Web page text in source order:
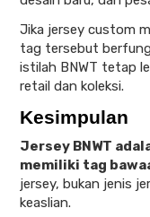
Jika jersey custom
tag tersebut
istilah BNWT tetap
retail dan koleksi.
Kesimpulan
Jersey BNWT
memiliki tag
jersey, bukan jenis
keaslian.